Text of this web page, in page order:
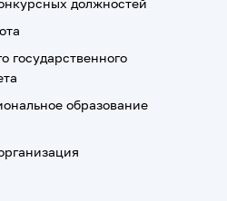
должностей
государственного
образование